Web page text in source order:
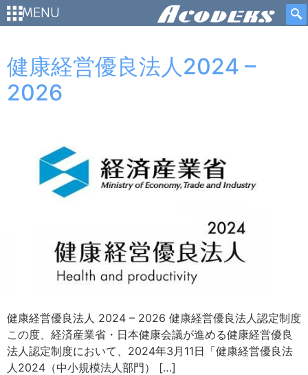
MENU
健康経営優良法人2024 –
2026
健康経営優良法人 2024 – 2026 健康経営優良法人認定制度
この度、経済産業省・日本健康会議が進める健康経営優良
法人認定制度において、2024年3月11日「健康経営優良法
人2024（中小規模法人部門） […]